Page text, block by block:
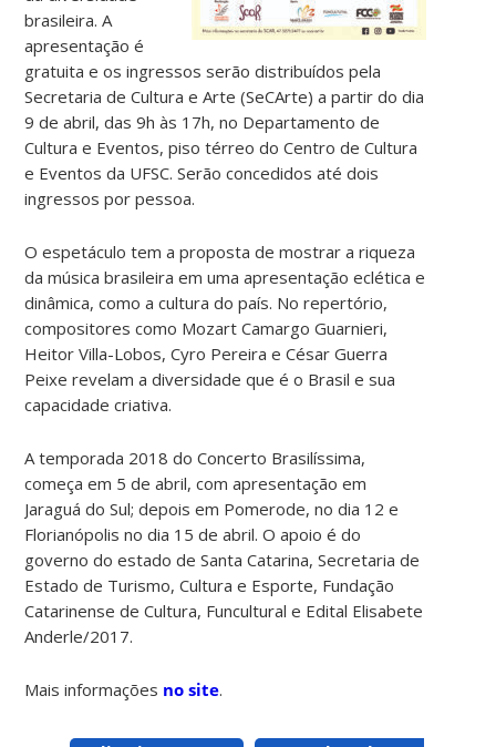
brasileira. A
apresentação é
gratuita e os ingressos serão distribuídos pela
Secretaria de Cultura e Arte (SeCArte) a partir do dia
9 de abril, das 9h às 17h, no Departamento de
Cultura e Eventos, piso térreo do Centro de Cultura
e Eventos da UFSC. Serão concedidos até dois
ingressos por pessoa.
O espetáculo tem a proposta de mostrar a riqueza
da música brasileira em uma apresentação eclética e
dinâmica, como a cultura do país. No repertório,
compositores como Mozart Camargo Guarnieri,
Heitor Villa-Lobos, Cyro Pereira e César Guerra
Peixe revelam a diversidade que é o Brasil e sua
capacidade criativa.
A temporada 2018 do Concerto Brasilíssima,
começa em 5 de abril, com apresentação em
Jaraguá do Sul; depois em Pomerode, no dia 12 e
Florianópolis no dia 15 de abril. O apoio é do
governo do estado de Santa Catarina, Secretaria de
Estado de Turismo, Cultura e Esporte, Fundação
Catarinense de Cultura, Funcultural e Edital Elisabete
Anderle/2017.
Mais informações no site.